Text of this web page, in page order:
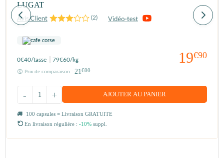
LUGAT
(2)
19€90
0€40/tasse 79€60/kg
Prix de comparaison : 21€00
+
- AJOUTER AU PANIER
100 capsules = Livraison GRATUITE
En livraison régulière : -10% suppl.